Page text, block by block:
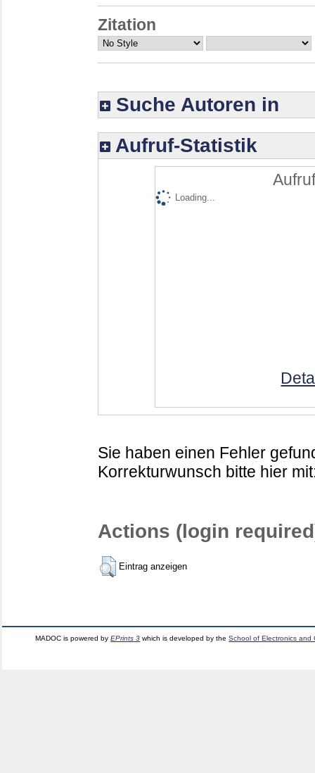
Zitation
Suche Autoren in
Aufruf-Statistik
Loading...
Sie haben einen Fehler
Korrekturwunsch bitte hier
Actions (login
Eintrag anzeigen
MADOC is powered byEPrints 3 which is developed by theSchool of Electronics and